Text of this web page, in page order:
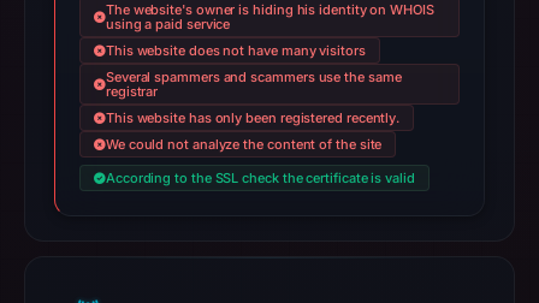
The website's owner is hiding his identity on WHOIS
using a paid service
This website does not have many visitors
Several spammers and scammers use the same
registrar
This website has only been registered recently.
We could not analyze the content of the site
According to the SSL check the certificate is valid